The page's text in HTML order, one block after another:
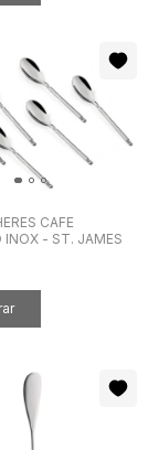
CAFE
INOX - ST. JAMES